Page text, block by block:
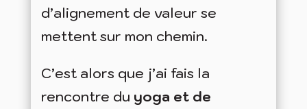
d’alignement de valeur se
mettent sur mon chemin.
C’est alors que j’ai fais la
rencontre du yoga et de